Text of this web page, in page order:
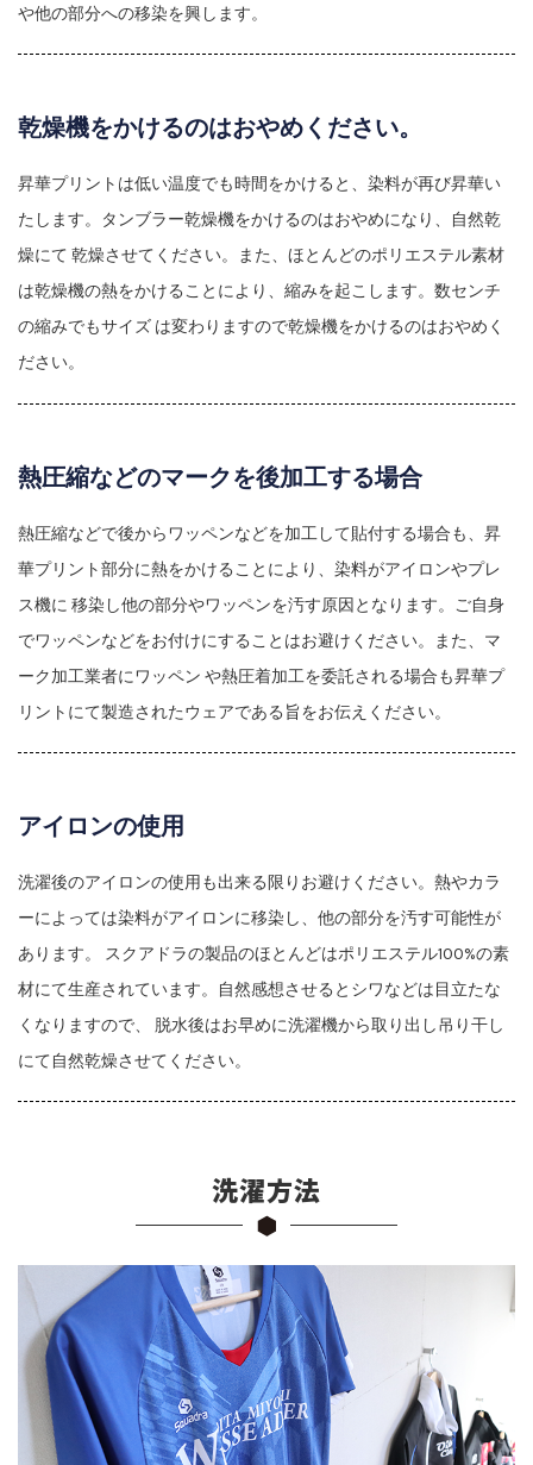
や他の部分への移染を興します。
乾燥機をかけるのはおやめください。
昇華プリントは低い温度でも時間をかけると、染料が再び昇華い
たします。タンブラー乾燥機をかけるのはおやめになり、自然乾
燥にて 乾燥させてください。また、ほとんどのポリエステル素材
は乾燥機の熱をかけることにより、縮みを起こします。数センチ
の縮みでもサイズ は変わりますので乾燥機をかけるのはおやめく
ださい。
熱圧縮などのマークを後加工する場合
熱圧縮などで後からワッペンなどを加工して貼付する場合も、昇
華プリント部分に熱をかけることにより、染料がアイロンやプレ
ス機に 移染し他の部分やワッペンを汚す原因となります。ご自身
でワッペンなどをお付けにすることはお避けください。また、マ
ーク加工業者にワッペン や熱圧着加工を委託される場合も昇華プ
リントにて製造されたウェアである旨をお伝えください。
アイロンの使用
洗濯後のアイロンの使用も出来る限りお避けください。熱やカラ
ーによっては染料がアイロンに移染し、他の部分を汚す可能性が
あります。 スクアドラの製品のほとんどはポリエステル100%の素
材にて生産されています。自然感想させるとシワなどは目立たな
くなりますので、 脱水後はお早めに洗濯機から取り出し吊り干し
にて自然乾燥させてください。
洗濯方法